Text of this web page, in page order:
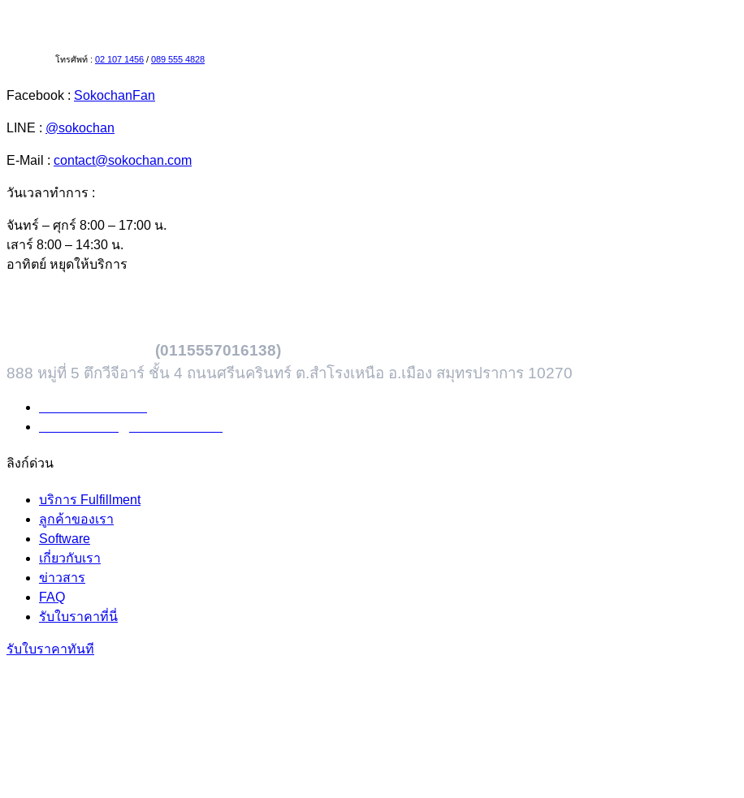
โทรศัพท์ : 02 107 1456 / 089 555 4828
Facebook : SokochanFan
LINE : @sokochan
E-Mail : contact@sokochan.com
วันเวลาทำการ :
จันทร์ – ศุกร์ 8:00 – 17:00 น.
เสาร์ 8:00 – 14:30 น.
อาทิตย์ หยุดให้บริการ
(0115557016138)
888 หมู่ที่ 5 ตึกวีจีอาร์ ชั้น 4 ถนนศรีนครินทร์ ต.สำโรงเหนือ อ.เมือง สมุทรปราการ 10270
ลิงก์ด่วน
บริการ Fulfillment
ลูกค้าของเรา
Software
เกี่ยวกับเรา
ข่าวสาร
FAQ
รับใบราคาที่นี่
รับใบราคาทันที